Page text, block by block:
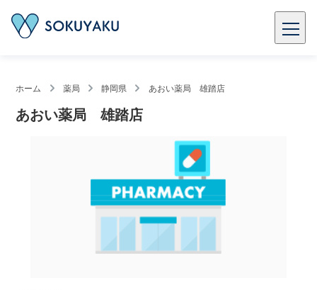
ホーム 薬局 静岡県 あおい薬局 雄踏店
あおい薬局 雄踏店